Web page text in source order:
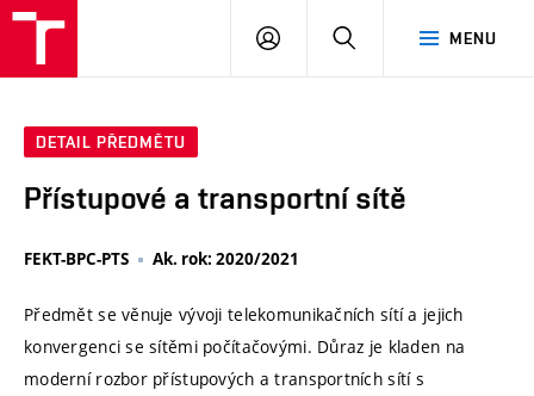
MENU
PŘIHLÁSIT
DETAIL PŘEDMĚTU
Přístupové a transportní sítě
FEKT-BPC-PTS Ak. rok: 2020/2021
Předmět se věnuje vývoji telekomunikačních sítí a jejich
konvergenci se sítěmi počítačovými. Důraz je kladen na
moderní rozbor přístupových a transportních sítí s